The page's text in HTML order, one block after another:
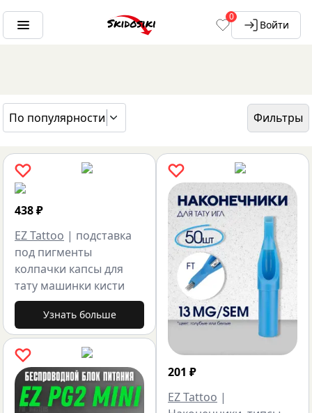
0
Войти
По популярности
Фильтры
ГЛАВНАЯ
БРЕНДЫ
438₽
EZ Tattoo | подставка
под пигменты
колпачки капсы для
тату машинки кисти
Узнать больше
201 ₽
EZ Tattoo |